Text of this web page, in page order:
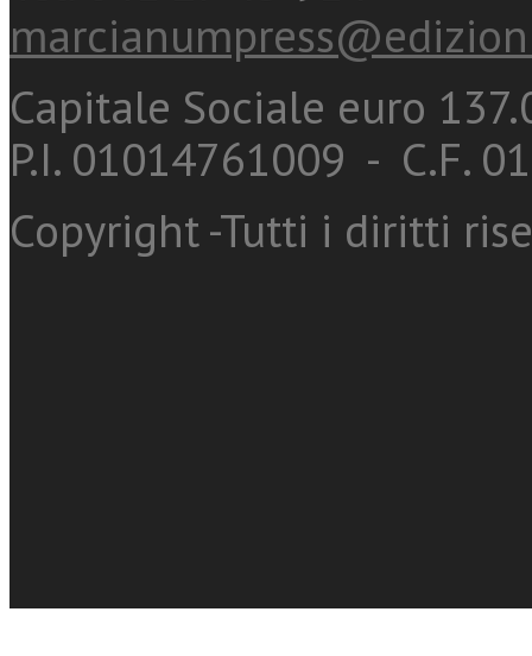
Capitale Sociale euro
P.I. 01014761009 - C.F.
Copyright -Tutti i diritti